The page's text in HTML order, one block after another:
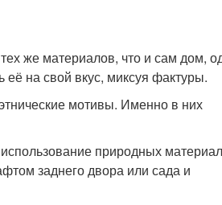
же материалов, что и сам дом,
на свой вкус, миксуя фактуры.
мотивы. Именно в них
природных
заднего двора или сада и